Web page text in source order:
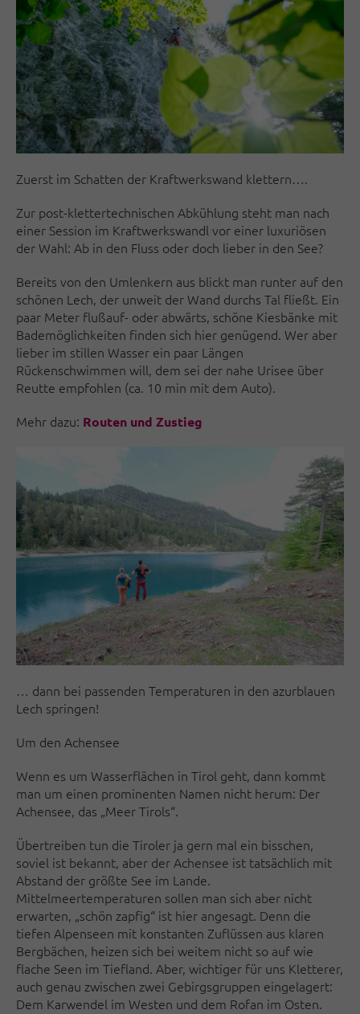
Zuerst im Schatten der Kraftwerkswand klettern….
Zur post-klettertechnischen Abkühlung steht man nach
einer Session im Kraftwerkswandl vor einer luxuriösen
der Wahl: Ab in den Fluss oder doch lieber in den See?
Bereits von den Umlenkern aus blickt man runter auf den
schönen Lech, der unweit der Wand durchs Tal fließt. Ein
paar Meter flußauf- oder abwärts, schöne Kiesbänke mit
Bademöglichkeiten finden sich hier genügend. Wer aber
lieber im stillen Wasser ein paar Längen
Rückenschwimmen will, dem sei der nahe Urisee über
Reutte empfohlen (ca. 10 min mit dem Auto).
Mehr dazu: Routen und Zustieg
… dann bei passenden Temperaturen in den azurblauen
Lech springen!
Um den Achensee
Wenn es um Wasserflächen in Tirol geht, dann kommt
man um einen prominenten Namen nicht herum: Der
Achensee, das „Meer Tirols“.
Übertreiben tun die Tiroler ja gern mal ein bisschen,
soviel ist bekannt, aber der Achensee ist tatsächlich mit
Abstand der größte See im Lande.
Mittelmeertemperaturen sollen man sich aber nicht
erwarten, „schön zapfig“ ist hier angesagt. Denn die
tiefen Alpenseen mit konstanten Zuflüssen aus klaren
Bergbächen, heizen sich bei weitem nicht so auf wie
flache Seen im Tiefland. Aber, wichtiger für uns Kletterer,
auch genau zwischen zwei Gebirgsgruppen eingelagert:
Dem Karwendel im Westen und dem Rofan im Osten.